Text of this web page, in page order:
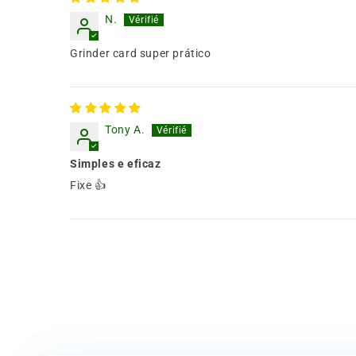
N.
Grinder card super prático
Tony A.
Simples e eficaz
Fixe 👍